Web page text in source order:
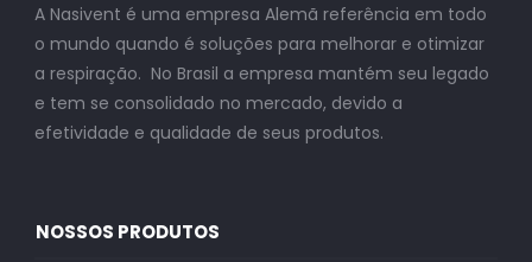
A Nasivent é uma empresa Alemã referência em todo
o mundo quando é soluções para melhorar e otimizar
a respiração. No Brasil a empresa mantém seu legado
e tem se consolidado no mercado, devido a
efetividade e qualidade de seus produtos.
NOSSOS PRODUTOS